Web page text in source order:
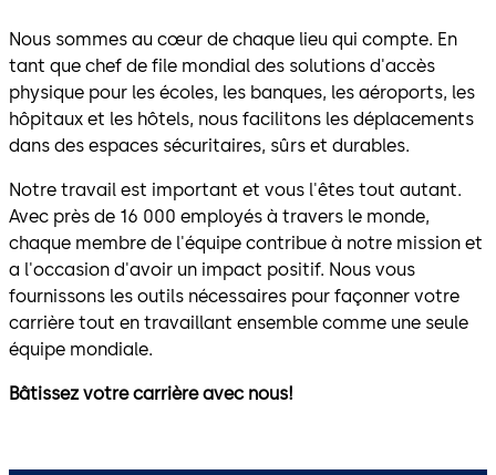
Nous sommes au cœur de chaque lieu qui compte. En
tant que chef de file mondial des solutions d'accès
physique pour les écoles, les banques, les aéroports, les
hôpitaux et les hôtels, nous facilitons les déplacements
dans des espaces sécuritaires, sûrs et durables.
Notre travail est important et vous l'êtes tout autant.
Avec près de 16 000 employés à travers le monde,
chaque membre de l'équipe contribue à notre mission et
a l'occasion d'avoir un impact positif. Nous vous
fournissons les outils nécessaires pour façonner votre
carrière tout en travaillant ensemble comme une seule
équipe mondiale.
Bâtissez votre carrière avec nous!